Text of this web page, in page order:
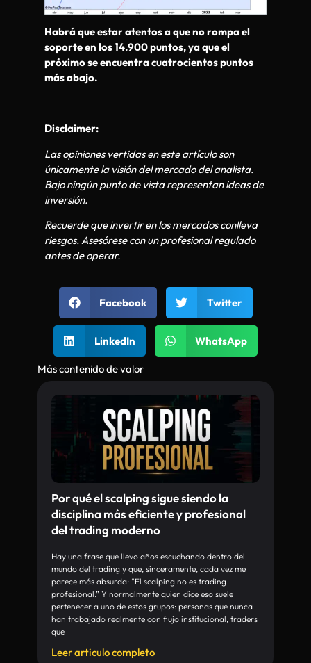
Habrá que estar atentos a que no rompa el
soporte en los 14.900 puntos, ya que el
próximo se encuentra cuatrocientos puntos
más abajo.
Disclaimer:
Las opiniones vertidas en este artículo son
únicamente la visión del mercado del analista.
Bajo ningún punto de vista representan ideas de
inversión.
Recuerde que invertir en los mercados conlleva
riesgos. Asesórese con un profesional regulado
antes de operar.
Facebook Twitter
LinkedIn WhatsApp
Más contenido de valor
Por qué el scalping sigue siendo la
disciplina más eficiente y profesional
del trading moderno
Hay una frase que llevo años escuchando dentro del
mundo del trading y que, sinceramente, cada vez me
parece más absurda: “El scalping no es trading
profesional.” Y normalmente quien dice eso suele
pertenecer a uno de estos grupos: personas que nunca
han trabajado realmente con flujo institucional, traders
que
Leer articulo completo